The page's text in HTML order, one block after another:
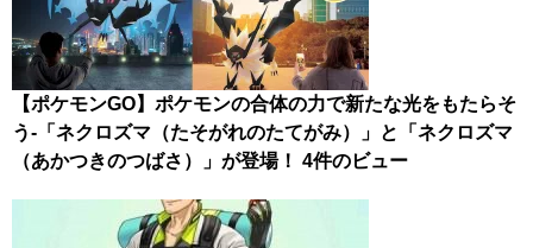
【ポケモンGO】ポケモンの合体の力で新たな光をもたらそ
う-「ネクロズマ（たそがれのたてがみ）」と「ネクロズマ
（あかつきのつばさ）」が登場！ 4件のビュー